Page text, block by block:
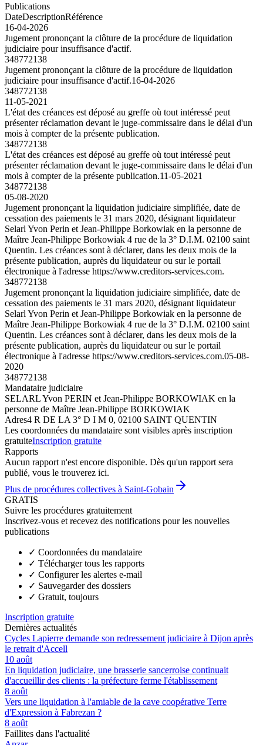
Publications
DateDescriptionRéférence
16-04-2026
Jugement prononçant la clôture de la procédure de liquidation
judiciaire pour insuffisance d'actif.
348772138
Jugement prononçant la clôture de la procédure de liquidation
judiciaire pour insuffisance d'actif.16-04-2026
348772138
11-05-2021
L'état des créances est déposé au greffe où tout intéressé peut
présenter réclamation devant le juge-commissaire dans le délai d'un
mois à compter de la présente publication.
348772138
L'état des créances est déposé au greffe où tout intéressé peut
présenter réclamation devant le juge-commissaire dans le délai d'un
mois à compter de la présente publication.11-05-2021
348772138
05-08-2020
Jugement prononçant la liquidation judiciaire simplifiée, date de
cessation des paiements le 31 mars 2020, désignant liquidateur
Selarl Yvon Perin et Jean-Philippe Borkowiak en la personne de
Maître Jean-Philippe Borkowiak 4 rue de la 3° D.I.M. 02100 saint
Quentin. Les créances sont à déclarer, dans les deux mois de la
présente publication, auprès du liquidateur ou sur le portail
électronique à l'adresse https://www.creditors-services.com.
348772138
Jugement prononçant la liquidation judiciaire simplifiée, date de
cessation des paiements le 31 mars 2020, désignant liquidateur
Selarl Yvon Perin et Jean-Philippe Borkowiak en la personne de
Maître Jean-Philippe Borkowiak 4 rue de la 3° D.I.M. 02100 saint
Quentin. Les créances sont à déclarer, dans les deux mois de la
présente publication, auprès du liquidateur ou sur le portail
électronique à l'adresse https://www.creditors-services.com.05-08-
2020
348772138
Mandataire judiciaire
SELARL Yvon PERIN et Jean-Philippe BORKOWIAK en la
personne de Maître Jean-Philippe BORKOWIAK
Adres4 R DE LA 3° D I M 0, 02100 SAINT QUENTIN
Les coordonnées du mandataire sont visibles après inscription
gratuiteInscription gratuite
Rapports
Aucun rapport n'est encore disponible. Dès qu'un rapport sera
publié, vous le trouverez ici.
Plus de procédures collectives à Saint-Gobain
GRATIS
Suivre les procédures gratuitement
Inscrivez-vous et recevez des notifications pour les nouvelles
publications
✓ Coordonnées du mandataire
✓ Télécharger tous les rapports
✓ Configurer les alertes e-mail
✓ Sauvegarder des dossiers
✓ Gratuit, toujours
Inscription gratuite
Dernières actualités
Cycles Lapierre demande son redressement judiciaire à Dijon après
le retrait d'Accell
10 août
En liquidation judiciaire, une brasserie sancerroise continuait
d'accueillir des clients : la préfecture ferme l'établissement
8 août
Vers une liquidation à l'amiable de la cave coopérative Terre
d'Expression à Fabrezan ?
8 août
Faillites dans l'actualité